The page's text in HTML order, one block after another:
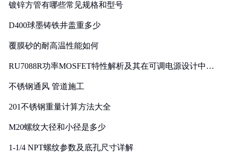
镀锌方管有哪些常见规格和型号
D400球墨铸铁井盖重多少
覆膜砂的耐高温性能如何
RU7088R功率MOSFET特性解析及其在可调电源设计中的
不锈钢通风 管道施工
201不锈钢重量计算方法大全
M20螺纹大径和小径是多少
1-1/4 NPT螺纹参数及底孔尺寸详解